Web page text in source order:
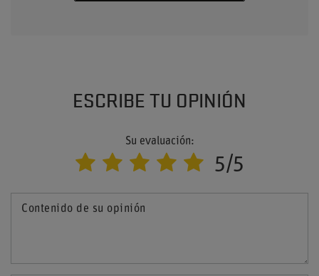
ESCRIBE TU OPINIÓN
Su evaluación:
5/5
Contenido de su opinión